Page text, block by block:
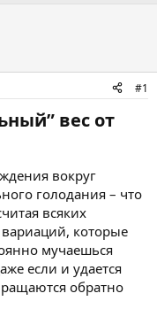
#1
вес от
вокруг
голодания – что
всяких
которые
мучаешься
если и удается
обратно